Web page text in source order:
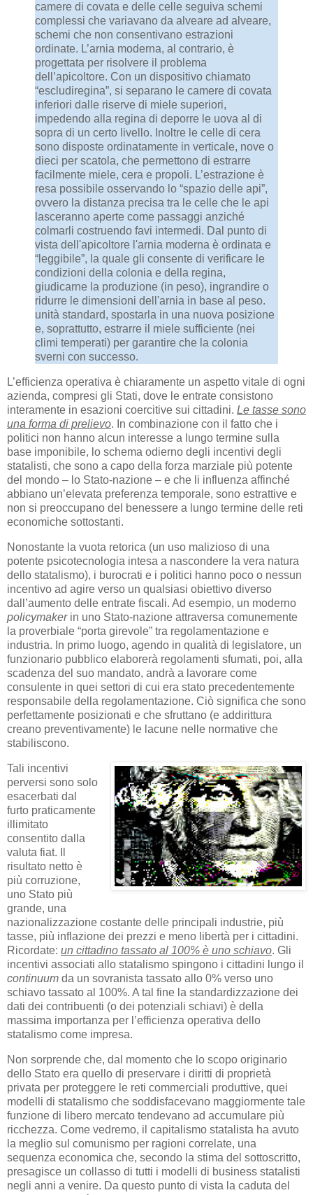
camere di covata e delle celle seguiva schemi
complessi che variavano da alveare ad alveare,
schemi che non consentivano estrazioni
ordinate. L’arnia moderna, al contrario, è
progettata per risolvere il problema
dell’apicoltore. Con un dispositivo chiamato
“escludiregina”, si separano le camere di covata
inferiori dalle riserve di miele superiori,
impedendo alla regina di deporre le uova al di
sopra di un certo livello. Inoltre le celle di cera
sono disposte ordinatamente in verticale, nove o
dieci per scatola, che permettono di estrarre
facilmente miele, cera e propoli. L’estrazione è
resa possibile osservando lo “spazio delle api”,
ovvero la distanza precisa tra le celle che le api
lasceranno aperte come passaggi anziché
colmarli costruendo favi intermedi. Dal punto di
vista dell'apicoltore l'arnia moderna è ordinata e
“leggibile”, la quale gli consente di verificare le
condizioni della colonia e della regina,
giudicarne la produzione (in peso), ingrandire o
ridurre le dimensioni dell'arnia in base al peso.
unità standard, spostarla in una nuova posizione
e, soprattutto, estrarre il miele sufficiente (nei
climi temperati) per garantire che la colonia
sverni con successo.
L’efficienza operativa è chiaramente un aspetto vitale di ogni
azienda, compresi gli Stati, dove le entrate consistono
interamente in esazioni coercitive sui cittadini. Le tasse sono
una forma di prelievo. In combinazione con il fatto che i
politici non hanno alcun interesse a lungo termine sulla
base imponibile, lo schema odierno degli incentivi degli
statalisti, che sono a capo della forza marziale più potente
del mondo – lo Stato-nazione – e che li influenza affinché
abbiano un’elevata preferenza temporale, sono estrattive e
non si preoccupano del benessere a lungo termine delle reti
economiche sottostanti.
Nonostante la vuota retorica (un uso malizioso di una
potente psicotecnologia intesa a nascondere la vera natura
dello statalismo), i burocrati e i politici hanno poco o nessun
incentivo ad agire verso un qualsiasi obiettivo diverso
dall’aumento delle entrate fiscali. Ad esempio, un moderno
policymakerin uno Stato-nazione attraversa comunemente
la proverbiale “porta girevole” tra regolamentazione e
industria. In primo luogo, agendo in qualità di legislatore, un
funzionario pubblico elaborerà regolamenti sfumati, poi, alla
scadenza del suo mandato, andrà a lavorare come
consulente in quei settori di cui era stato precedentemente
responsabile della regolamentazione. Ciò significa che sono
perfettamente posizionati e che sfruttano (e addirittura
creano preventivamente) le lacune nelle normative che
stabiliscono.
Tali incentivi
perversi sono solo
esacerbati dal
furto praticamente
illimitato
consentito dalla
valuta fiat. Il
risultato netto è
più corruzione,
uno Stato più
grande, una
nazionalizzazione costante delle principali industrie, più
tasse, più inflazione dei prezzi e meno libertà per i cittadini.
Ricordate: un cittadino tassato al 100% è uno schiavo. Gli
incentivi associati allo statalismo spingono i cittadini lungo il
continuum da un sovranista tassato allo 0% verso uno
schiavo tassato al 100%. A tal fine la standardizzazione dei
dati dei contribuenti (o dei potenziali schiavi) è della
massima importanza per l’efficienza operativa dello
statalismo come impresa.
Non sorprende che, dal momento che lo scopo originario
dello Stato era quello di preservare i diritti di proprietà
privata per proteggere le reti commerciali produttive, quei
modelli di statalismo che soddisfacevano maggiormente tale
funzione di libero mercato tendevano ad accumulare più
ricchezza. Come vedremo, il capitalismo statalista ha avuto
la meglio sul comunismo per ragioni correlate, una
sequenza economica che, secondo la stima del sottoscritto,
presagisce un collasso di tutti i modelli di business statalisti
negli anni a venire. Da questo punto di vista la caduta del